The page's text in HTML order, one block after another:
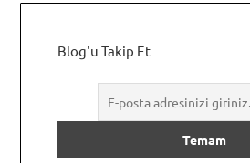
Blog'u Takip Et